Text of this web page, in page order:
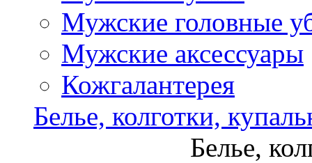
Мужские головные
Мужские аксессуары
Кожгалантерея
Белье, колготки,
Белье,